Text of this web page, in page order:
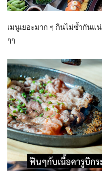
เมนูเยอะมาก ๆ กินไม่ซ้ำกันแ
ๆๆ